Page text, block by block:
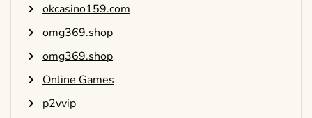
okcasino159.com
omg369.shop
omg369.shop
Online Games
p2vvip